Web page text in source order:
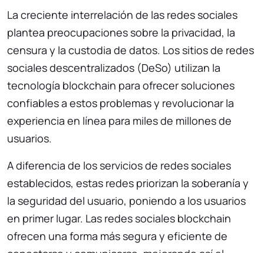
La creciente interrelación de las redes sociales
plantea preocupaciones sobre la privacidad, la
censura y la custodia de datos. Los sitios de redes
sociales descentralizados (DeSo) utilizan la
tecnología blockchain para ofrecer soluciones
confiables a estos problemas y revolucionar la
experiencia en línea para miles de millones de
usuarios.
A diferencia de los servicios de redes sociales
establecidos, estas redes priorizan la soberanía y
la seguridad del usuario, poniendo a los usuarios
en primer lugar. Las redes sociales blockchain
ofrecen una forma más segura y eficiente de